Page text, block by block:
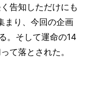
告知しただけにも
まり、今回の企画
。そして運命の14
て落とされた。